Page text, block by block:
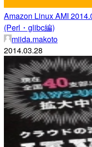
Amazon Linux AMI
(Perl・glibc編)
miida.makoto
2014.03.28